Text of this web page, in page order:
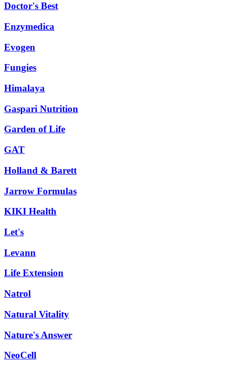
Doctor's Best
Enzymedica
Evogen
Fungies
Himalaya
Gaspari Nutrition
Garden of Life
GAT
Holland & Barett
Jarrow Formulas
KIKI Health
Let's
Levann
Life Extension
Natrol
Natural Vitality
Nature's Answer
NeoCell